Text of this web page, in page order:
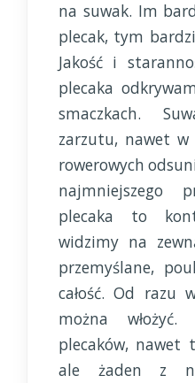
na suwak. Im
plecak, tym
Jakość i
plecaka
smaczkach.
zarzutu, nawet w
rowerowych
najmniejszego
plecaka to
widzimy na
przemyślane,
całość. Od razu
można
plecaków, nawet
ale żaden z